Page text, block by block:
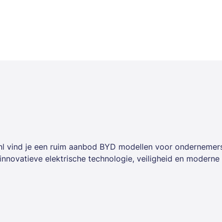
vind je een ruim aanbod BYD modellen voor
elektrische technologie, veiligheid en moderne
voertuigen met een scherpe prijs-kwaliteitverhouding
een BYD zonder grote investering vooraf en profiteer je